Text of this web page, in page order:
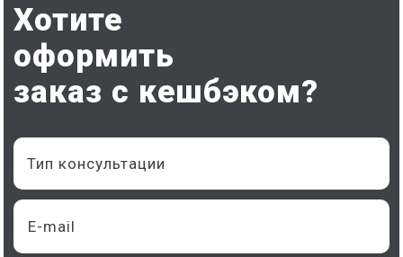
Хотите
оформить
заказ с кешбэком?
Тип консультации